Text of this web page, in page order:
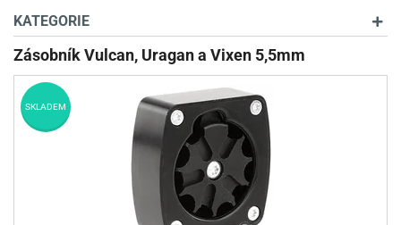
OPTIKA
STŘELIVO
PŘÍSLUŠENSTVÍ
DETEKTORY KOVŮ
KATEGORIE
Zásobník Vulcan, Uragan a Vixen 5,5mm
SKLADEM